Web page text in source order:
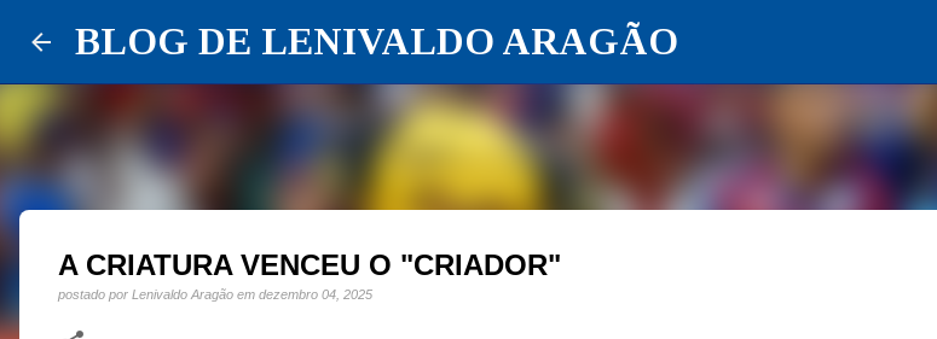
BLOG DE LENIVALDO ARAGÃO
A CRIATURA VENCEU O "CRIADOR"
postado por Lenivaldo Aragão em dezembro 04, 2025